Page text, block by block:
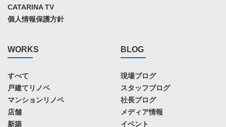
CATARINA TV
個人情報保護方針
WORKS
すべて
戸建てリノベ
マンションリノベ
店舗
新築
BLOG
現場ブログ
スタッフブログ
社長ブログ
メディア情報
イベント